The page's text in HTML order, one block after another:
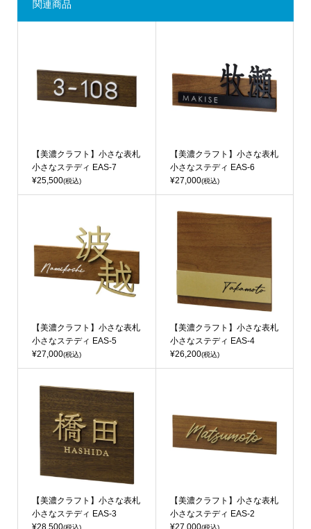
関連商品
【美濃クラフト】小さな表札
小さなステディ EAS-7
¥25,500(税込)
【美濃クラフト】小さな表札
小さなステディ EAS-6
¥27,000(税込)
【美濃クラフト】小さな表札
小さなステディ EAS-5
¥27,000(税込)
【美濃クラフト】小さな表札
小さなステディ EAS-4
¥26,200(税込)
【美濃クラフト】小さな表札
小さなステディ EAS-3
(税込)
【美濃クラフト】小さな表札
小さなステディ EAS-2
(税込)